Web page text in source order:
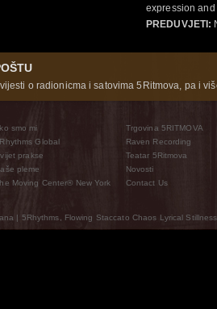
expression
PREDUVJETI:
o radionicma i satovima 5Ritmova, pa i
smo mi
Global
prakse
pleme
Moving Center® New York
Trgovina 5RITMOVA
Raven Recording
Teatar 5Ritmova
Novosti
Contact Us
| 5Rhythms, Flowing Staccato Chaos Lyrical